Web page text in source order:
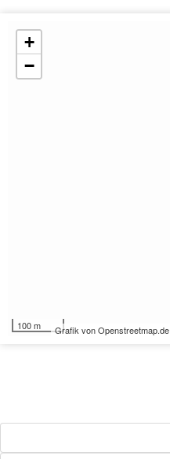
+
−
100 m Grafik vonOpenstreetmap.de